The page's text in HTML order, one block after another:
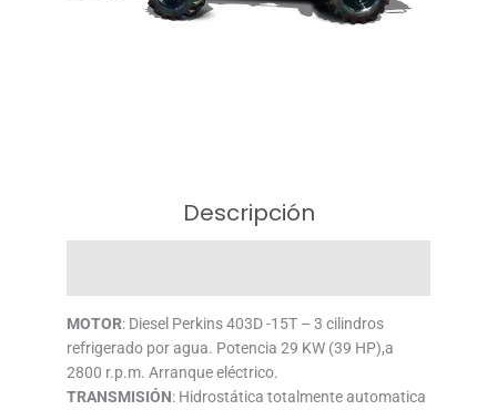
Descripción
MOTOR: Diesel Perkins 403D -15T – 3 cilindros
refrigerado por agua. Potencia 29 KW (39 HP),a
2800 r.p.m. Arranque eléctrico.
TRANSMISIÓN: Hidrostática totalmente automatica